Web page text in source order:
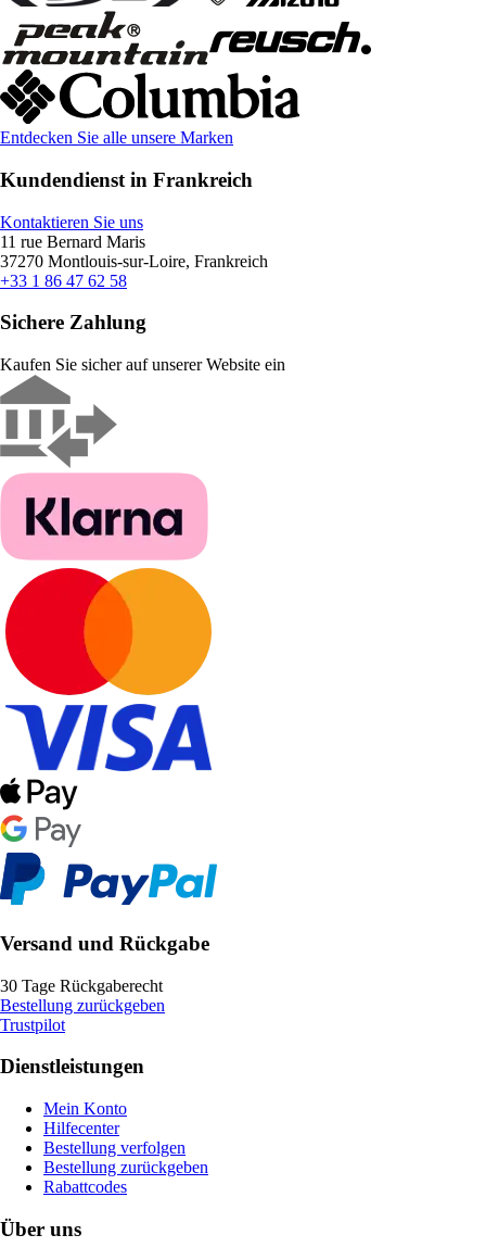
Entdecken Sie alle unsere Marken
Kundendienst in Frankreich
Kontaktieren Sie uns
11 rue Bernard Maris
37270 Montlouis-sur-Loire, Frankreich
+33 1 86 47 62 58
Sichere Zahlung
Kaufen Sie sicher auf unserer Website ein
Versand und Rückgabe
30 Tage Rückgaberecht
Bestellung zurückgeben
Trustpilot
Dienstleistungen
Mein Konto
Hilfecenter
Bestellung verfolgen
Bestellung zurückgeben
Rabattcodes
Über uns